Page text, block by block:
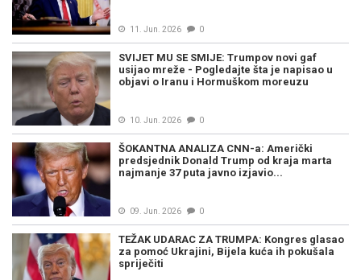
11. Jun. 2026 0
SVIJET MU SE SMIJE: Trumpov novi gaf
usijao mreže - Pogledajte šta je napisao u
objavi o Iranu i Hormuškom moreuzu
10. Jun. 2026 0
ŠOKANTNA ANALIZA CNN-a: Američki
predsjednik Donald Trump od kraja marta
najmanje 37 puta javno izjavio...
09. Jun. 2026 0
TEŽAK UDARAC ZA TRUMPA: Kongres glasao
za pomoć Ukrajini, Bijela kuća ih pokušala
spriječiti